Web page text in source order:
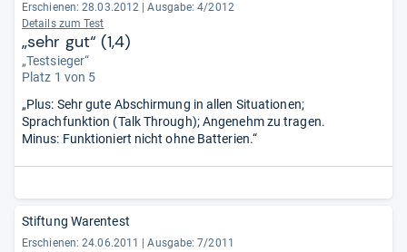
Erschienen: 28.03.2012
Ausgabe: 4/2012
Details zum Test
„sehr gut“ (1,4)
„Testsieger“
Platz 1 von 5
„Plus: Sehr gute Abschirmung in allen Situationen;
Sprachfunktion (Talk Through); Angenehm zu tragen.
Minus: Funktioniert nicht ohne Batterien.“
Stiftung Warentest
Erschienen: 24.06.2011
Ausgabe: 7/2011